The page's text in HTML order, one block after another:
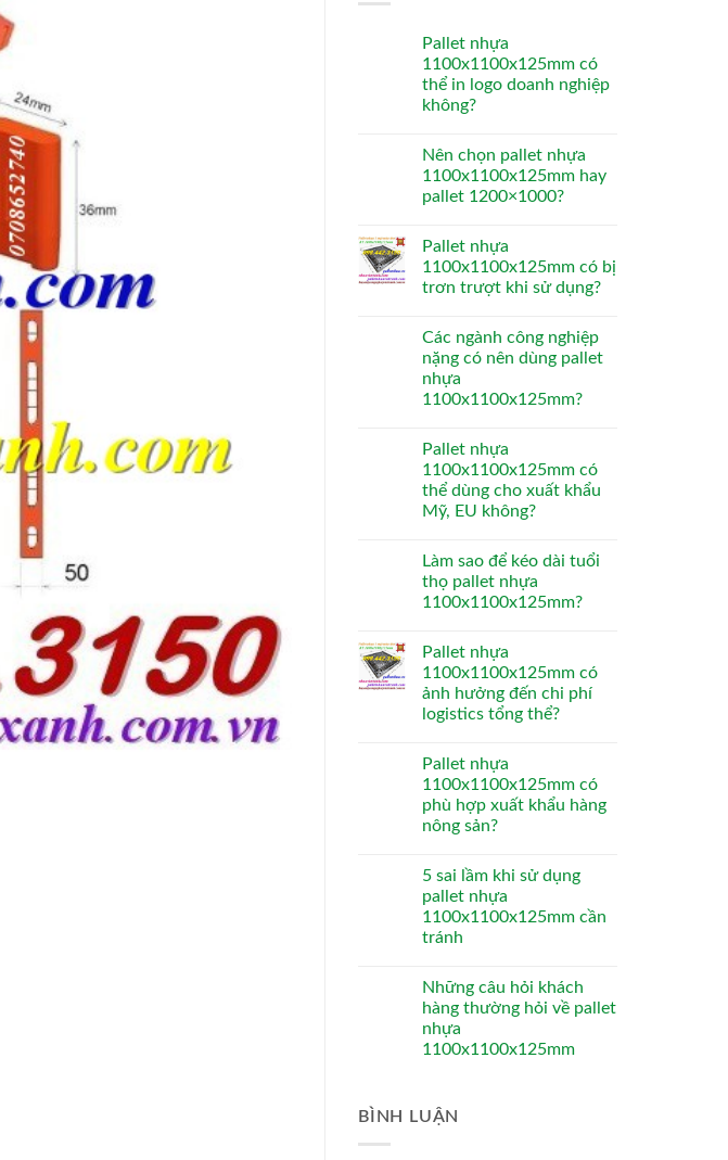
Pallet nhựa
1100x1100x125mm có
thể in logo doanh nghiệp
không?
Nên chọn pallet nhựa
1100x1100x125mm hay
pallet 1200×1000?
Pallet nhựa
1100x1100x125mm có bị
trơn trượt khi sử dụng?
Các ngành công nghiệp
nặng có nên dùng pallet
nhựa
1100x1100x125mm?
Pallet nhựa
1100x1100x125mm có
thể dùng cho xuất khẩu
Mỹ, EU không?
Làm sao để kéo dài tuổi
thọ pallet nhựa
1100x1100x125mm?
Pallet nhựa
1100x1100x125mm có
ảnh hưởng đến chi phí
logistics tổng thể?
Pallet nhựa
1100x1100x125mm có
phù hợp xuất khẩu hàng
nông sản?
5 sai lầm khi sử dụng
pallet nhựa
1100x1100x125mm cần
tránh
Những câu hỏi khách
hàng thường hỏi về pallet
nhựa
1100x1100x125mm
BÌNH LUẬN